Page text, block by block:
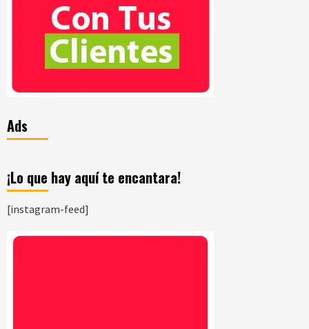
Ads
¡Lo que hay aquí te encantara!
[instagram-feed]